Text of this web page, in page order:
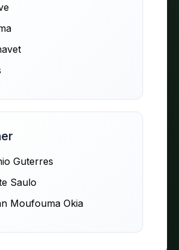
Guterres
Saulo
Moufouma Okia